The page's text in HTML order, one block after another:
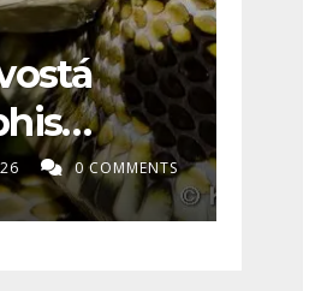
a
0 COMMENTS
🐕
pre
a čo
20 FEBRUÁRA,